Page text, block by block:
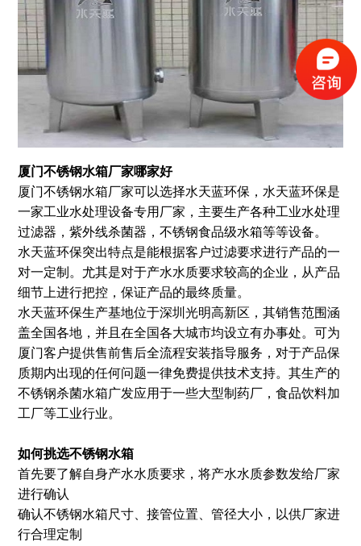
厦门不锈钢水箱厂家哪家好
厦门不锈钢水箱厂家可以选择水天蓝环保，水天蓝环保是
一家工业水处理设备专用厂家，主要生产各种工业水处理
过滤器，紫外线杀菌器，不锈钢食品级水箱等等设备。
水天蓝环保突出特点是能根据客户过滤要求进行产品的一
对一定制。尤其是对于产水水质要求较高的企业，从产品
细节上进行把控，保证产品的最终质量。
水天蓝环保生产基地位于深圳光明高新区，其销售范围涵
盖全国各地，并且在全国各大城市均设立有办事处。可为
厦门客户提供售前售后全流程安装指导服务，对于产品保
质期内出现的任何问题一律免费提供技术支持。其生产的
不锈钢杀菌水箱广发应用于一些大型制药厂，食品饮料加
工厂等工业行业。
如何挑选不锈钢水箱
首先要了解自身产水水质要求，将产水水质参数发给厂家
进行确认
确认不锈钢水箱尺寸、接管位置、管径大小，以供厂家进
行合理定制